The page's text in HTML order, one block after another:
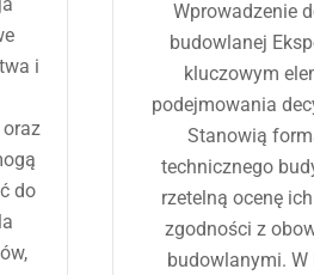
i
do
Wprowadzenie
budowlanej
kluczowym
podejmowania
Stanowią
technicznego
rzetelną ocenę
zgodności z
budowlanymi. W